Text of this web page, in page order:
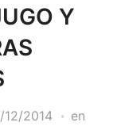
Y
12/2014
en